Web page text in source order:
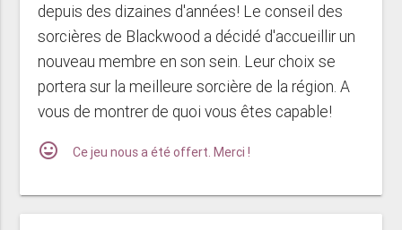
depuis des dizaines d'années! Le conseil des
sorcières de Blackwood a décidé d'accueillir un
nouveau membre en son sein. Leur choix se
portera sur la meilleure sorcière de la région. A
vous de montrer de quoi vous êtes capable!
mood Ce jeu nous a été offert. Merci !